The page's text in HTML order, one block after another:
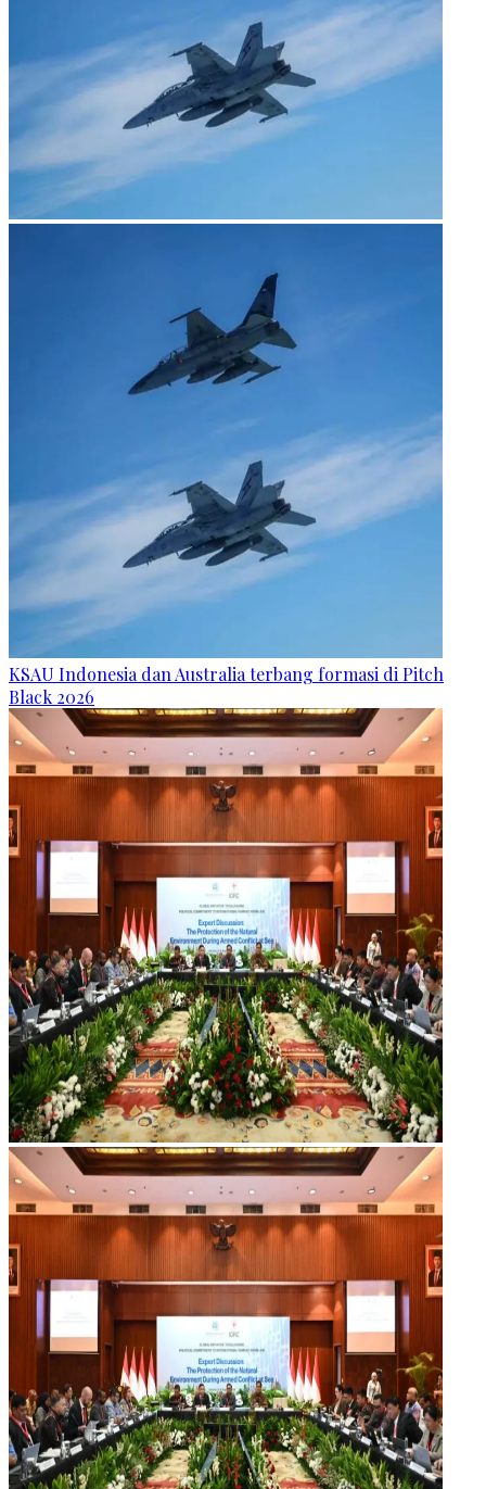
KSAU Indonesia dan Australia terbang formasi di Pitch
Black 2026